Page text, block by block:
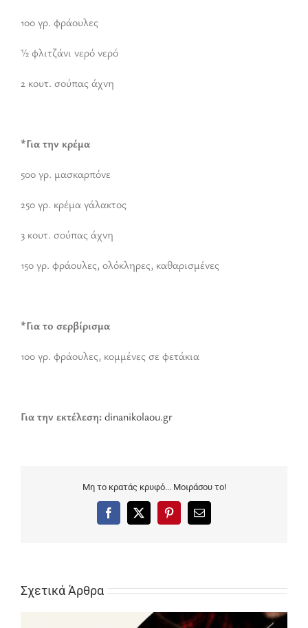
100 γρ. φράουλες
½ φλιτζάνι νερό νερό
2 κουτ. σούπας άχνη
*Για την κρέμα
500 γρ. μασκαρπόνε
250 γρ. κρέμα γάλακτος
3 κουτ. σούπας άχνη
150 γρ. φράουλες, ολόκληρες, καθαρισμένες
*Για το σερβίρισμα
100 γρ. φράουλες, κομμένες σε φετάκια
Για την εκτέλεση:dinanikolaou.gr
Μη το κρατάς κρυφό... Μοιράσου το!
Facebook
X PinterestEmail
Σχετικά Άρθρα